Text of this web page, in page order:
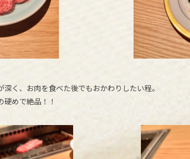
く、お肉を食べた後でもおかわりしたい程。
めで絶品！！